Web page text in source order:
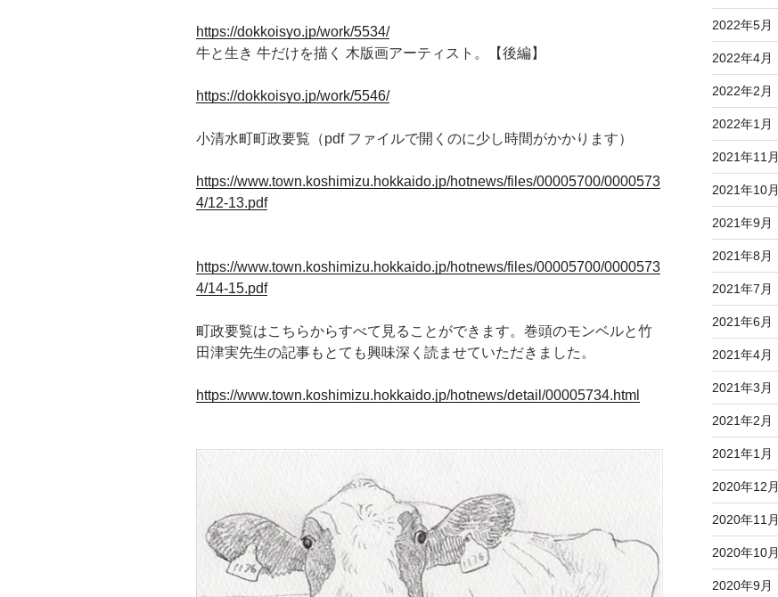
https://dokkoisyo.jp/work/5534/
牛と生き 牛だけを描く 木版画アーティスト。【後編】
https://dokkoisyo.jp/work/5546/
小清水町町政要覧（pdf ファイルで開くのに少し時間がかかります）
https://www.town.koshimizu.hokkaido.jp/hotnews/files/00005700/0000573
4/12-13.pdf
https://www.town.koshimizu.hokkaido.jp/hotnews/files/00005700/0000573
4/14-15.pdf
町政要覧はこちらからすべて見ることができます。巻頭のモンベルと竹
田津実先生の記事もとても興味深く読ませていただきました。
https://www.town.koshimizu.hokkaido.jp/hotnews/detail/00005734.html
2022年5月
2022年4月
2022年2月
2022年1月
2021年11月
2021年10月
2021年9月
2021年8月
2021年7月
2021年6月
2021年4月
2021年3月
2021年2月
2021年1月
2020年12月
2020年11月
2020年10月
2020年9月